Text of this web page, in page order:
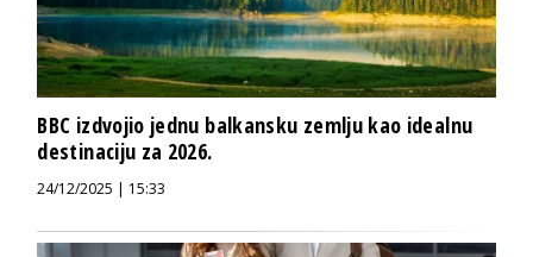
BBC izdvojio jednu balkansku zemlju kao idealnu
destinaciju za 2026.
24/12/2025 | 15:33